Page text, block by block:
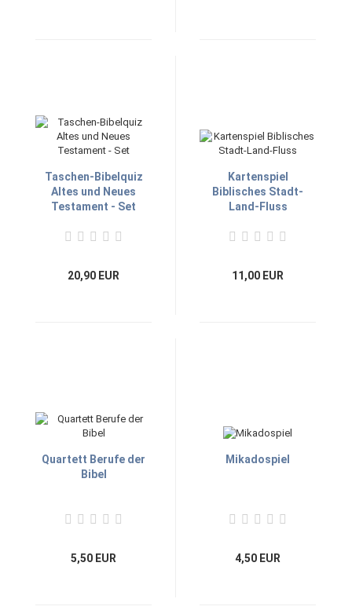
Taschen-Bibelquiz
Altes und Neues
Testament - Set
20,90 EUR
Kartenspiel
Biblisches Stadt-
Land-Fluss
11,00 EUR
Quartett Berufe der
Bibel
5,50 EUR
Mikadospiel
4,50 EUR